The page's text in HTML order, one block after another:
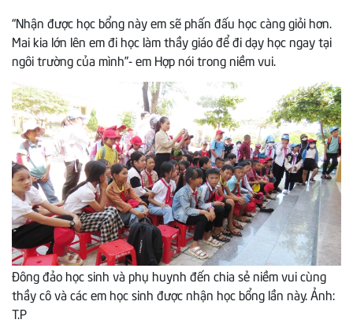
“Nhận được học bổng này em sẽ phấn đấu học càng giỏi hơn.
Mai kia lớn lên em đi học làm thầy giáo để đi dạy học ngay tại
ngôi trường của mình”- em Hợp nói trong niềm vui.
Đông đảo học sinh và phụ huynh đến chia sẻ niềm vui cùng
thầy cô và các em học sinh được nhận học bổng lần này. Ảnh:
T.P